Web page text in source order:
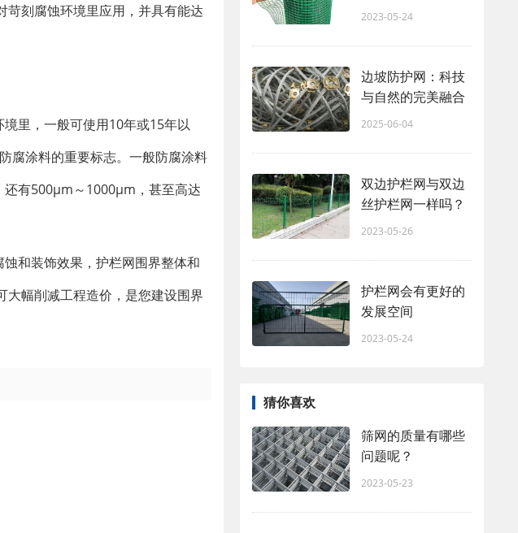
刻腐蚀环境里应用，并具有能达
里，一般可使用10年或15年以
腐涂料的重要标志。一般防腐涂料
有500μm～1000μm，甚至高达
和装饰效果，护栏网围界整体和
幅削减工程造价，是您建设围界
2023-05-24
边坡防护网：科技
与自然的完美融合
2025-06-04
双边护栏网与双边
丝护栏网一样吗？
2023-05-26
护栏网会有更好的
发展空间
2023-05-24
猜你喜欢
筛网的质量有哪些
问题呢？
2023-05-23